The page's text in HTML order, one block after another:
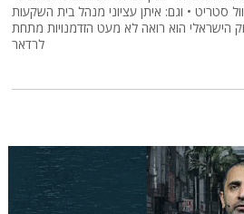
סטריט • וגם: איתן עציוני מנהל בית השקעות
ובשוק הישראלי הוא רואה לא מעט הזדמנויות מתחת
לרדאר